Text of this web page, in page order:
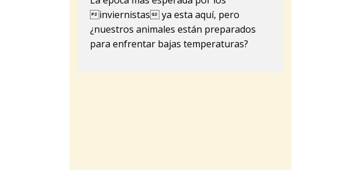
inviernistas ya esta aquí, pero
¿nuestros animales están preparados
para enfrentar bajas temperaturas?